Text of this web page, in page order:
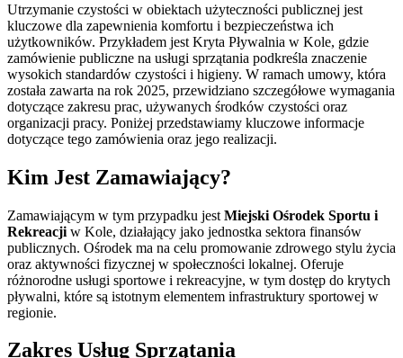
Utrzymanie czystości w obiektach użyteczności publicznej jest
kluczowe dla zapewnienia komfortu i bezpieczeństwa ich
użytkowników. Przykładem jest Kryta Pływalnia w Kole, gdzie
zamówienie publiczne na usługi sprzątania podkreśla znaczenie
wysokich standardów czystości i higieny. W ramach umowy, która
została zawarta na rok 2025, przewidziano szczegółowe wymagania
dotyczące zakresu prac, używanych środków czystości oraz
organizacji pracy. Poniżej przedstawiamy kluczowe informacje
dotyczące tego zamówienia oraz jego realizacji.
Kim Jest Zamawiający?
Zamawiającym w tym przypadku jest Miejski Ośrodek Sportu i
Rekreacji w Kole, działający jako jednostka sektora finansów
publicznych. Ośrodek ma na celu promowanie zdrowego stylu życia
oraz aktywności fizycznej w społeczności lokalnej. Oferuje
różnorodne usługi sportowe i rekreacyjne, w tym dostęp do krytych
pływalni, które są istotnym elementem infrastruktury sportowej w
regionie.
Zakres Usług Sprzątania